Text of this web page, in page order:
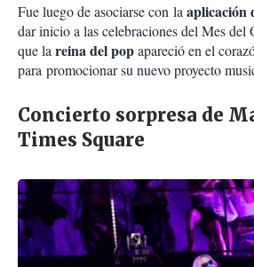
Fue luego de asociarse con laaplicación
dar inicio a las celebraciones del Mes del
que lareina del popapareció en el
para promocionar su nuevo proyecto
Concierto sorpresa de
Times Square